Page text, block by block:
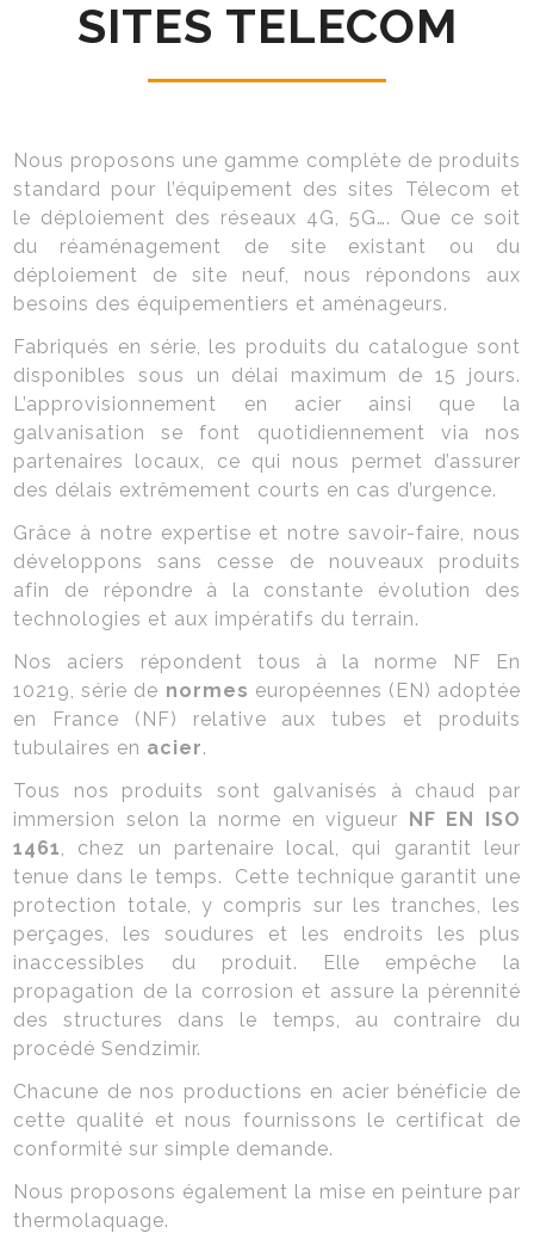
Organes de protection
Escaliers
Prise de cotes
Contact
SITES TELECOM
Nous proposons une gamme complète de produits
standard pour l’équipement des sites Télecom et
le déploiement des réseaux 4G, 5G…. Que ce soit
du réaménagement de site existant ou du
déploiement de site neuf, nous répondons aux
besoins des équipementiers et aménageurs.
Fabriqués en série, les produits du catalogue sont
disponibles sous un délai maximum de 15 jours.
L’approvisionnement en acier ainsi que la
galvanisation se font quotidiennement via nos
partenaires locaux, ce qui nous permet d’assurer
des délais extrêmement courts en cas d’urgence.
Grâce à notre expertise et notre savoir-faire, nous
développons sans cesse de nouveaux produits
afin de répondre à la constante évolution des
technologies et aux impératifs du terrain.
Nos aciers répondent tous à la norme NF En
10219, série de normes européennes (EN) adoptée
en France (NF) relative aux tubes et produits
tubulaires en acier.
Tous nos produits sont galvanisés à chaud par
immersion selon la norme en vigueur NF EN ISO
1461, chez un partenaire local, qui garantit leur
tenue dans le temps. Cette technique garantit une
protection totale, y compris sur les tranches, les
perçages, les soudures et les endroits les plus
inaccessibles du produit. Elle empêche la
propagation de la corrosion et assure la pérennité
des structures dans le temps, au contraire du
procédé Sendzimir.
Chacune de nos productions en acier bénéficie de
cette qualité et nous fournissons le certificat de
conformité sur simple demande.
Nous proposons également la mise en peinture par
thermolaquage.